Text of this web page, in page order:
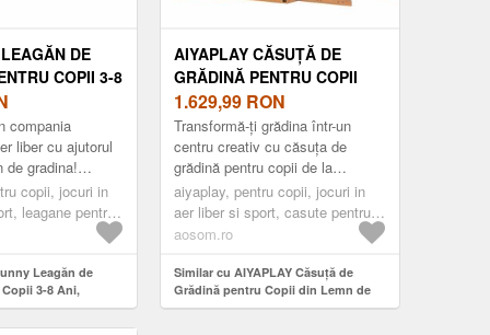
DE
COPII 3-8
FRÂNGHII
MAXIMĂ |
compania
liber cu ajutorul
de gradina!
rotund ofera
copii, p...
copii, jocuri in
leagane pentru
Leagăn de
3-8 Ani,
Reglabile,
Maximă | Aosom
AIYAPLAY CĂSUȚĂ DE
GRĂDINĂ PENTRU COPII
DIN LEMN DE BRAD,
CĂSUȚĂ PENTRU EXTERIOR
CU BUCĂTĂRIE, 4
FERESTRE, UȘĂ PARȚIALĂ,
BANCĂ, RAFT ȘI ACOPERIȘ,
PENTRU COPII 3-8 ANI,
171.5X146X156 CM, MARO |
1.629,99 RON
Transformă-ți grădina într-un
centru creativ cu căsuța de
grădină pentru copii de la
AIYAPLAY. Fabricată din lemn
de brad, sigură și rezistentă,
ac...
aiyaplay, pentru copii, jocuri in
aer liber si sport, casute pentru
copii
aosom.ro
Similar cu AIYAPLAY Căsuță de
Grădină pentru Copii din Lemn de
Brad, Căsuță pentru Exterior cu